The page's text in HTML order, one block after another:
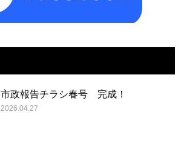
市政報告チラシ春号 完成！
2026.04.27